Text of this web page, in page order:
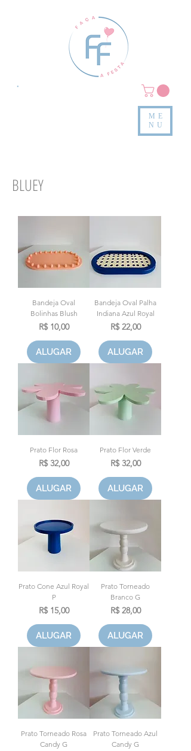
ME
NU
BLUEY
Bandeja Oval
Bolinhas Blush
Preço
R$ 10,00
ALUGAR
Bandeja Oval Palha
Indiana Azul Royal
Preço
R$ 22,00
ALUGAR
Prato Flor Rosa
Preço
R$ 32,00
ALUGAR
Prato Flor Verde
Preço
R$ 32,00
ALUGAR
Prato Cone Azul Royal
P
Preço
R$ 15,00
ALUGAR
Prato Torneado
Branco G
Preço
R$ 28,00
ALUGAR
Prato Torneado Rosa
Candy G
Prato Torneado Azul
Candy G